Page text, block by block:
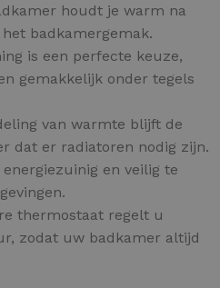
houdt je warm na
badkamergemak.
is een perfecte keuze,
gemakkelijk onder tegels
van warmte blijft de
dat er radiatoren nodig zijn.
en veilig te
thermostaat regelt u
zodat uw badkamer altijd